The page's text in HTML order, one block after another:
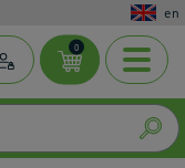
en
0